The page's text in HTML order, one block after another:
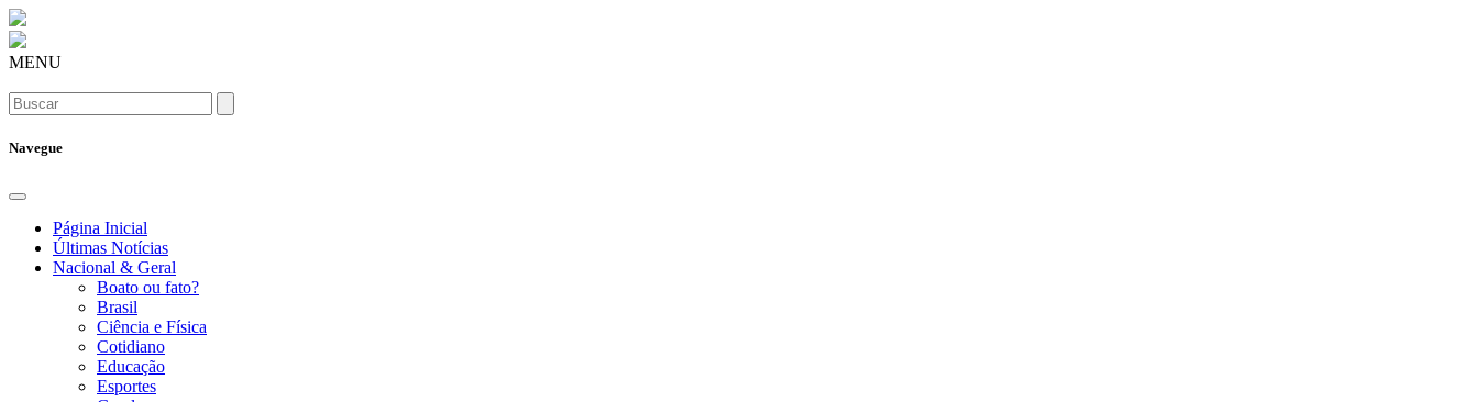
MENU
Navegue
Página Inicial
Últimas Notícias
Nacional & Geral
Boato ou fato?
Brasil
Ciência e Física
Cotidiano
Educação
Esportes